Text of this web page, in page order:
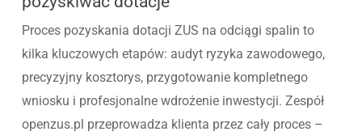
Proces pozyskania dotacji ZUS na odciągi spalin to
kilka kluczowych etapów: audyt ryzyka zawodowego,
precyzyjny kosztorys, przygotowanie kompletnego
wniosku i profesjonalne wdrożenie inwestycji. Zespół
openzus.pl przeprowadza klienta przez cały proces –